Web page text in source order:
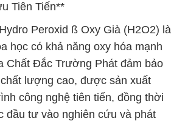
Tiên Tiến**
Peroxid ß Oxy Già (H2O2) là
học có khả năng oxy hóa mạnh
Chất Đắc Trường Phát đảm bảo
lượng cao, được sản xuất
công nghệ tiên tiến, đồng thời
đầu tư vào nghiên cứu và phát